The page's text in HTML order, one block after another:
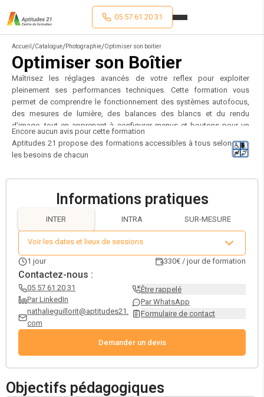
05 57 61 20 31
Accueil /Catalogue/Photographie/Optimiser son boitier
Optimiser son Boîtier
Maîtrisez les réglages avancés de votre reflex pour exploiter
pleinement ses performances techniques. Cette formation vous
permet de comprendre le fonctionnement des systèmes autofocus,
des mesures de lumière, des balances des blancs et du rendu
d’image, tout en apprenant à configurer menus et boutons pour un
usage sur-mesure. Gérez vos fichiers RAW, JPEG, NEF ou TIFF avec
précision, améliorez vos rendus couleur et optimisez chaque prise
grâce à une exposition maîtrisée, une bonne gestion des ISO et un
Encore aucun avis pour cette formation
Aptitudes 21 propose des formations accessibles à tous selon
les besoins de chacun
Objectifs pédagogiques
Informations pratiques
INTER INTRA SUR-MESURE
Voir les dates et lieux de sessions
1 jour 330€ / jour de formation
Contactez-nous :
05 57 61 20 31
Par LinkedIn
nathalieguillorit@aptitudes21.
com
Être rappelé
Par WhatsApp
Formulaire de contact
Demander un devis